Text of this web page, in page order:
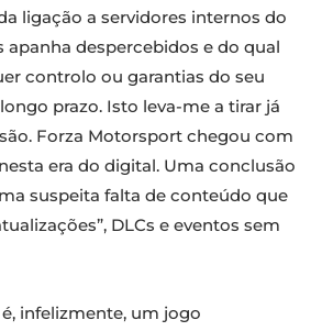
ligação a servidores internos do
apanha despercebidos e do qual
controlo ou garantias do seu
prazo. Isto leva-me a tirar já
Forza Motorsport chegou com
era do digital. Uma conclusão
suspeita falta de conteúdo que
DLCs e eventos sem
infelizmente, um jogo